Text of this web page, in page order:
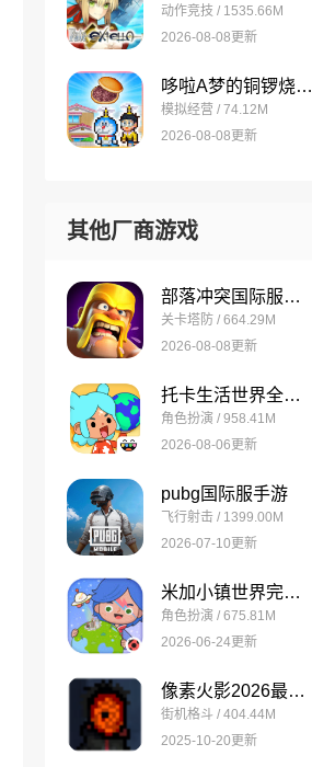
动作竞技 / 1535.66M
2026-08-08更新
哆啦A梦的铜锣烧店物语内置菜单版
模拟经营 / 74.12M
2026-08-08更新
其他厂商游戏
部落冲突国际服最新版
关卡塔防 / 664.29M
2026-08-08更新
托卡生活世界全解锁版
角色扮演 / 958.41M
2026-08-06更新
pubg国际服手游
飞行射击 / 1399.00M
2026-07-10更新
米加小镇世界完整版
角色扮演 / 675.81M
2026-06-24更新
像素火影2026最新版
街机格斗 / 404.44M
2025-10-20更新